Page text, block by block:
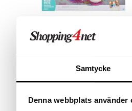
Samtycke
Denna webbplats använder
BLDR Squishmallows Pieni
BLDR
Käy elokuvissa Reginaldin kanssa!